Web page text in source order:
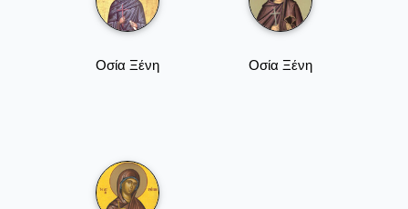
Οσία Ξένη Οσία Ξένη